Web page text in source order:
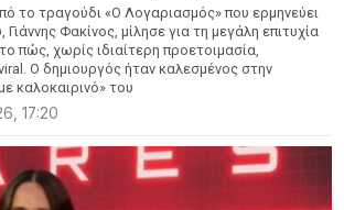
το τραγούδι «Ο Λογαριασμός» που ερμηνεύει
Γιάννης Φακίνος, μίλησε για τη μεγάλη επιτυχία
πώς, χωρίς ιδιαίτερη προετοιμασία,
Ο δημιουργός ήταν καλεσμένος στην
καλοκαιρινό» του
17:20